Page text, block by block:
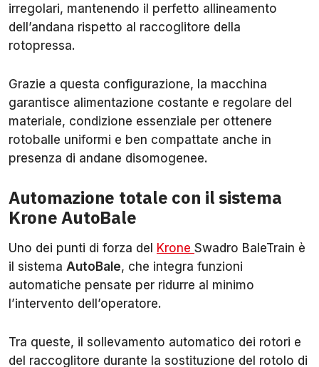
irregolari, mantenendo il perfetto allineamento
dell’andana rispetto al raccoglitore della
rotopressa.
Grazie a questa configurazione, la macchina
garantisce alimentazione costante e regolare del
materiale, condizione essenziale per ottenere
rotoballe uniformi e ben compattate anche in
presenza di andane disomogenee.
Automazione totale con il sistema
Krone AutoBale
Uno dei punti di forza del Krone Swadro BaleTrain è
il sistema AutoBale, che integra funzioni
automatiche pensate per ridurre al minimo
l’intervento dell’operatore.
Tra queste, il sollevamento automatico dei rotori e
del raccoglitore durante la sostituzione del rotolo di